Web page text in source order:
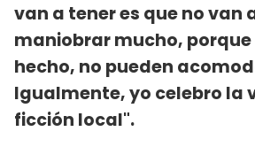
van a tener es que no van
maniobrar mucho,
hecho, no pueden
Igualmente, yo celebro la
ficción local".